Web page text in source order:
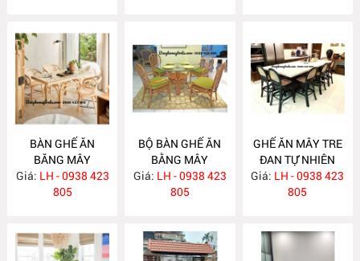
BÀN GHẾ ĂN
BĂNG MÂY
MA783
Giá: LH - 0938 423
805
BỘ BÀN GHẾ ĂN
BẰNG MÂY
MA782
Giá: LH - 0938 423
805
GHẾ ĂN MÂY TRE
ĐAN TỰ NHIÊN
MA781
Giá: LH - 0938 423
805